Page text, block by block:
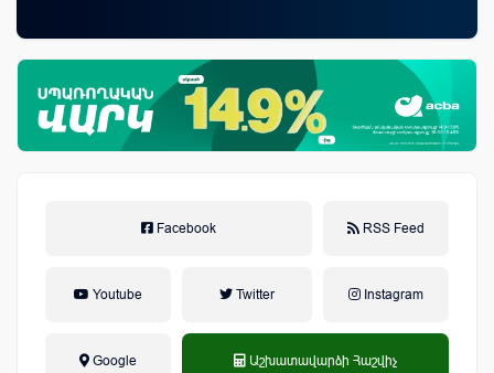
Facebook RSS Feed
Youtube Twitter Instagram
Google Աշխատավարձի Հաշվիչ